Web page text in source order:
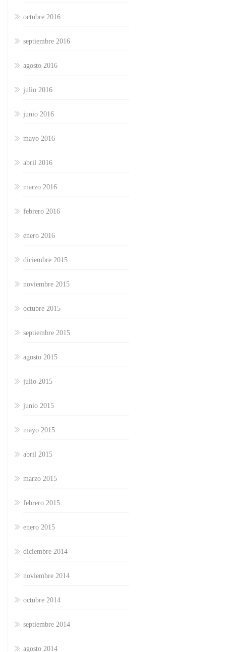
octubre 2016
septiembre 2016
agosto 2016
julio 2016
junio 2016
mayo 2016
abril 2016
marzo 2016
febrero 2016
enero 2016
diciembre 2015
noviembre 2015
octubre 2015
septiembre 2015
agosto 2015
julio 2015
junio 2015
mayo 2015
abril 2015
marzo 2015
febrero 2015
enero 2015
diciembre 2014
noviembre 2014
octubre 2014
septiembre 2014
agosto 2014